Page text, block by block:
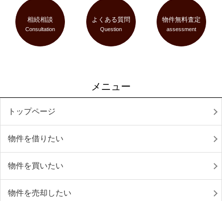
相続相談
Consultation
よくある質問
Question
物件無料査定
assessment
メニュー
トップページ
物件を借りたい
物件を買いたい
物件を売却したい